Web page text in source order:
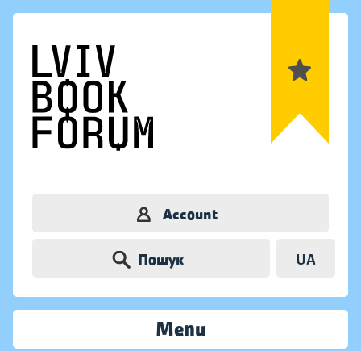
Account
Пошук UA
Menu